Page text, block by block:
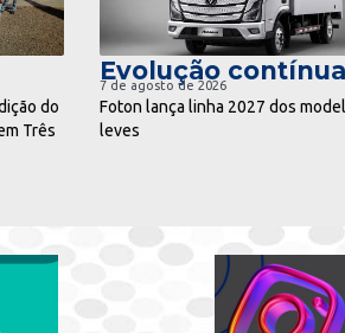
do
Três
Evolução
7 de agosto de 2026
Foton lança linha 2027 dos
leves